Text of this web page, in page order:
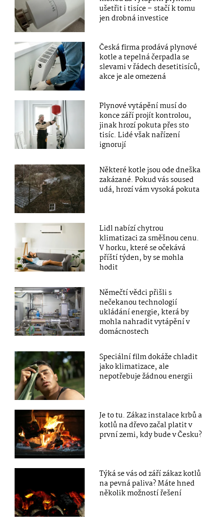
ušetřit i tisíce – stačí k tomu
jen drobná investice
Česká firma prodává plynové
kotle a tepelná čerpadla se
slevami v řádech desetitisíců,
akce je ale omezená
Plynové vytápění musí do
konce září projít kontrolou,
jinak hrozí pokuta přes sto
tisíc. Lidé však nařízení
ignorují
Některé kotle jsou ode dneška
zakázané. Pokud vás soused
udá, hrozí vám vysoká pokuta
Lidl nabízí chytrou
klimatizaci za směšnou cenu.
V horku, které se očekává
příští týden, by se mohla
hodit
Němečtí vědci přišli s
nečekanou technologií
ukládání energie, která by
mohla nahradit vytápění v
domácnostech
Speciální film dokáže chladit
jako klimatizace, ale
nepotřebuje žádnou energii
Je to tu. Zákaz instalace krbů a
kotlů na dřevo začal platit v
první zemi, kdy bude v Česku?
Týká se vás od září zákaz kotlů
na pevná paliva? Máte hned
několik možností řešení